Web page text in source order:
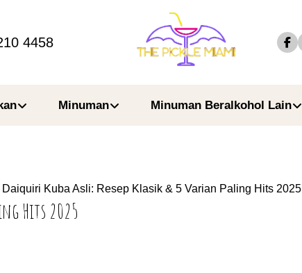
4458
Minuman Minuman Beralkohol Lain
Daiquiri Kuba Asli: Resep Klasik & 5 Varian Paling Hits 2025
Hits 2025